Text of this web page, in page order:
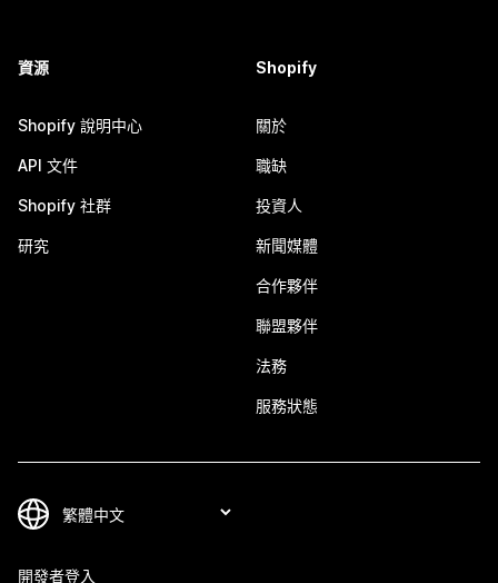
資源
Shopify 說明中心
API 文件
Shopify 社群
研究
Shopify
關於
職缺
投資人
新聞媒體
合作夥伴
聯盟夥伴
法務
服務狀態
開發者登入